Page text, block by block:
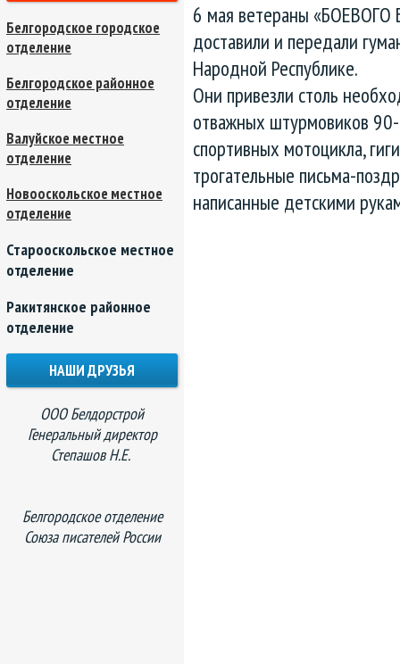
6 мая ветераны «БОЕВОГО
доставили и передали
Народной Республике.
Они привезли столь
отважных штурмовиков
спортивных мотоцикла,
трогательные письма-
написанные детскими
Белгородское городское
отделение
Белгородское районное
отделение
Валуйское местное
отделение
Новооскольское местное
отделение
Старооскольское местное
отделение
Ракитянское районное
отделение
НАШИ ДРУЗЬЯ
ООО Белдорстрой
Генеральный директор
Степашов Н.Е.
Белгородское отделение
Союза писателей России